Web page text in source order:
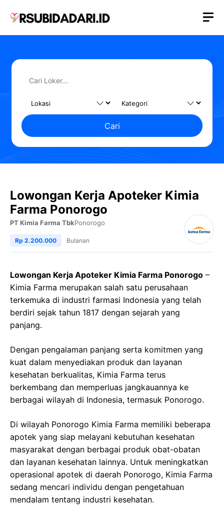
Cari
Lowongan Kerja Apoteker Kimia
Farma Ponorogo
PT Kimia Farma TbkPonorogo
Rp 2.200.000 Bulanan
Lowongan Kerja Apoteker Kimia Farma Ponorogo –
Kimia Farma merupakan salah satu perusahaan
terkemuka di industri farmasi Indonesia yang telah
berdiri sejak tahun 1817 dengan sejarah yang
panjang.
Dengan pengalaman panjang serta komitmen yang
kuat dalam menyediakan produk dan layanan
kesehatan berkualitas, Kimia Farma terus
berkembang dan memperluas jangkauannya ke
berbagai wilayah di Indonesia, termasuk Ponorogo.
Di wilayah Ponorogo Kimia Farma memiliki beberapa
apotek yang siap melayani kebutuhan kesehatan
masyarakat dengan berbagai produk obat-obatan
dan layanan kesehatan lainnya. Untuk meningkatkan
operasional apotek di daerah Ponorogo, Kimia Farma
sedang mencari individu dengan pengetahuan
mendalam tentang industri kesehatan.